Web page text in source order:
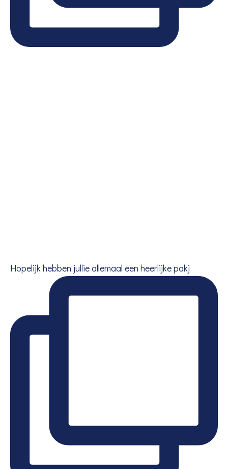
Hopelijk hebben jullie allemaal een heerlijke pakj